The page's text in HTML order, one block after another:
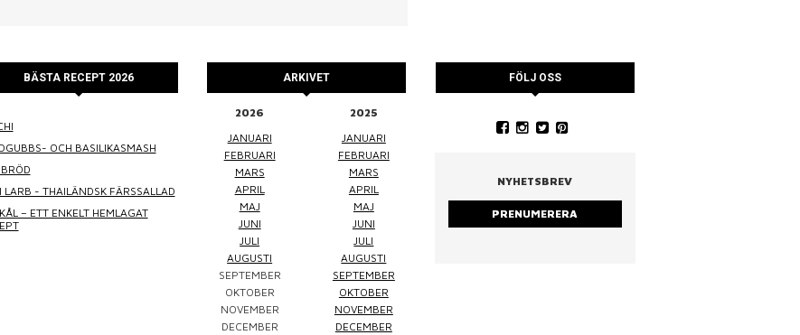
Elke Jung Pralinsystrarna
NINA CEDERHOLM
BÄSTA RECEPT 2026
OCH BASILIKASMASH
LARB - THAILÄNDSK FÄRSSALLAD
– ETT ENKELT HEMLAGAT
ARKIVET
2026
JANUARI
FEBRUARI
MARS
APRIL
MAJ
JUNI
JULI
AUGUSTI
SEPTEMBER
OKTOBER
NOVEMBER
DECEMBER
2025
JANUARI
FEBRUARI
MARS
APRIL
MAJ
JUNI
JULI
AUGUSTI
SEPTEMBER
OKTOBER
NOVEMBER
DECEMBER
FÖLJ OSS
NYHETSBREV
PRENUMERERA